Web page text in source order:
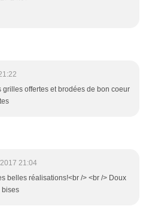
grilles offertes et brodées de bon coeur
21:04
belles réalisations!<br /> <br /> Doux
bises